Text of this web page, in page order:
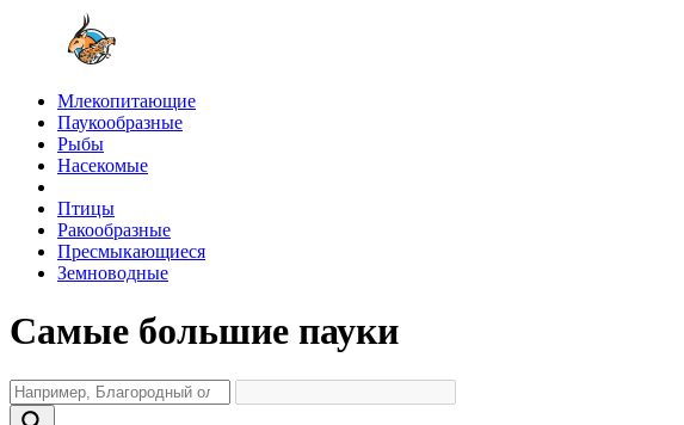
Млекопитающие
Паукообразные
Рыбы
Насекомые
Птицы
Ракообразные
Пресмыкающиеся
Земноводные
Самые большие пауки